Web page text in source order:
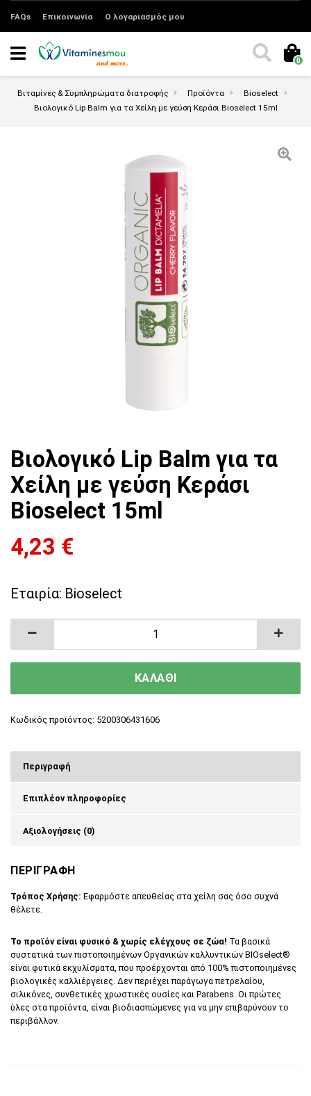
FAQs Επικοινωνία Ο λογαριασμός μου
0
Βιταμίνες & Συμπληρώματα διατροφής Προϊόντα
Bioselect
Βιολογικό Lip Balm για τα Χείλη με γεύση Κεράσι Bioselect 15ml
Βιολογικό Lip Balm για τα
Χείλη με γεύση Κεράσι
Bioselect 15ml
4,23 €
Εταιρία: Bioselect
Βιολογικό Lip Balm για τα Χείλη με γεύση
ΚΑΛΑΘΙ
Κωδικός προϊόντος: 5200306431606
Περιγραφή
Επιπλέον πληροφορίες
Αξιολογήσεις (0)
ΠΕΡΙΓΡΑΦΗ
Τρόπος Χρήσης: Εφαρμόστε απευθείας στα χείλη σας όσο συχνά
θέλετε.
Το προϊόν είναι φυσικό & χωρίς ελέγχους σε ζώα! Τα βασικά
συστατικά των πιστοποιημένων Οργανικών καλλυντικών BIOselect®
είναι φυτικά εκχυλίσματα, που προέρχονται από 100% πιστοποιημένες
βιολογικές καλλιέργειες. Δεν περιέχει παράγωγα πετρελαίου,
σιλικόνες, συνθετικές χρωστικές ουσίες και Parabens. Οι πρώτες
ύλες στα προϊόντα, είναι βιοδιασπώμενες για να μην επιβαρύνουν το
περιβάλλον.